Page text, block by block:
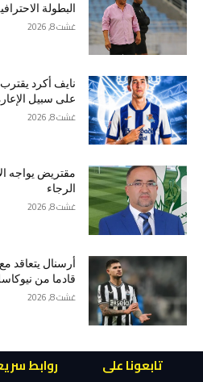
البطولة
غشت 8, 2026
نايف أكرد
على سبيل
غشت 8, 2026
مقتريض يواجه
الرجاء
غشت 8, 2026
أرسنال يتعاقد
قادما من
غشت 8, 2026
تابعونا على روابط